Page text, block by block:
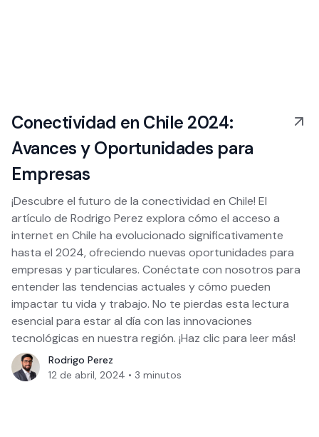
Conectividad en Chile 2024:
Avances y Oportunidades para
Empresas
¡Descubre el futuro de la conectividad en Chile! El
artículo de Rodrigo Perez explora cómo el acceso a
internet en Chile ha evolucionado significativamente
hasta el 2024, ofreciendo nuevas oportunidades para
empresas y particulares. Conéctate con nosotros para
entender las tendencias actuales y cómo pueden
impactar tu vida y trabajo. No te pierdas esta lectura
esencial para estar al día con las innovaciones
tecnológicas en nuestra región. ¡Haz clic para leer más!
Rodrigo Perez
12 de abril, 2024 • 3 minutos